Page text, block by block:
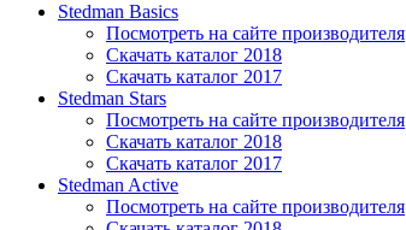
Stedman Basics
Посмотреть на сайте производителя
Скачать каталог 2018
Скачать каталог 2017
Stedman Stars
Посмотреть на сайте производителя
Скачать каталог 2018
Скачать каталог 2017
Stedman Active
Посмотреть на сайте производителя